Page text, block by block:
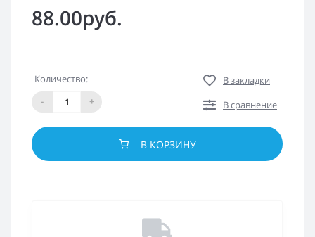
88.00руб.
Количество:
-
+
В закладки
В сравнение
В КОРЗИНУ